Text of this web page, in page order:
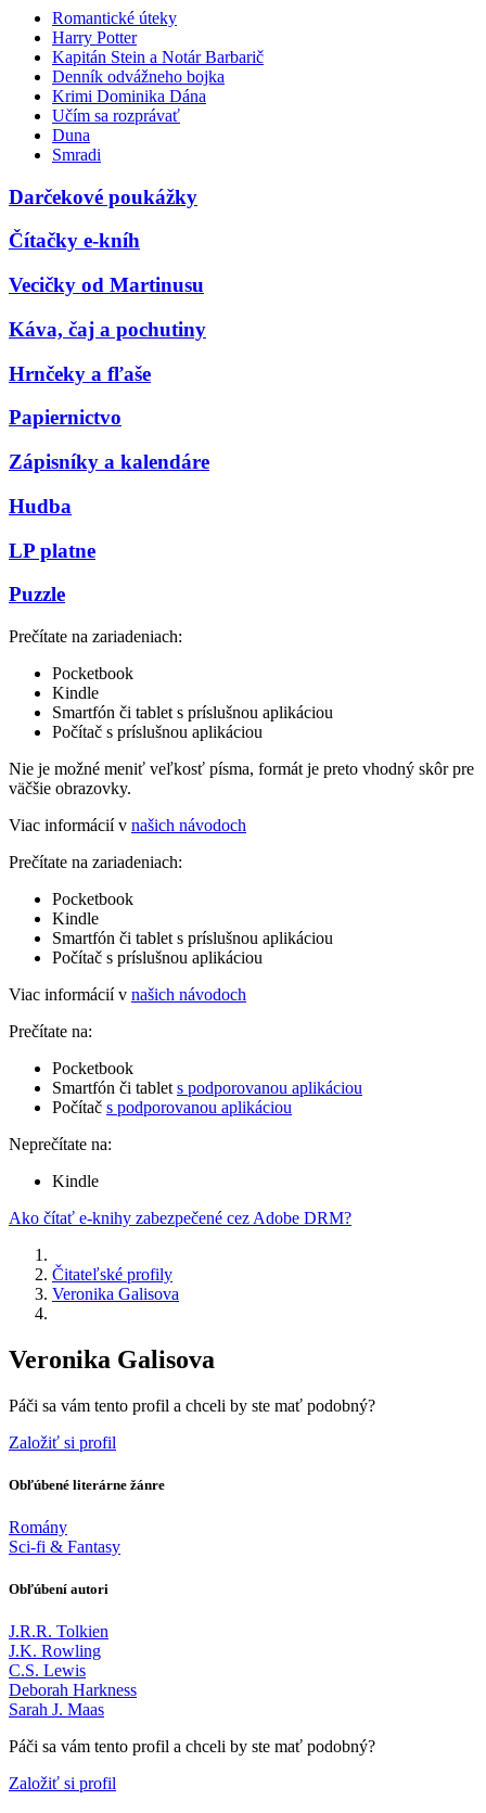
Romantické úteky
Harry Potter
Kapitán Stein a Notár Barbarič
Denník odvážneho bojka
Krimi Dominika Dána
Učím sa rozprávať
Duna
Smradi
Darčekové poukážky
Čítačky e-kníh
Vecičky od Martinusu
Káva, čaj a pochutiny
Hrnčeky a fľaše
Papiernictvo
Zápisníky a kalendáre
Hudba
LP platne
Puzzle
Prečítate na zariadeniach:
Pocketbook
Kindle
Smartfón či tablet s príslušnou aplikáciou
Počítač s príslušnou aplikáciou
Nie je možné meniť veľkosť písma, formát je preto vhodný skôr pre
väčšie obrazovky.
Viac informácií v našich návodoch
Prečítate na zariadeniach:
Pocketbook
Kindle
Smartfón či tablet s príslušnou aplikáciou
Počítač s príslušnou aplikáciou
Viac informácií v našich návodoch
Prečítate na:
Pocketbook
Smartfón či tablet s podporovanou aplikáciou
Počítač s podporovanou aplikáciou
Neprečítate na:
Kindle
Ako čítať e-knihy zabezpečené cez Adobe DRM?
Čitateľské profily
Veronika Galisova
Veronika Galisova
Páči sa vám tento profil a chceli by ste mať podobný?
Založiť si profil
Obľúbené literárne žánre
Romány
Sci-fi & Fantasy
Obľúbení autori
J.R.R. Tolkien
J.K. Rowling
C.S. Lewis
Deborah Harkness
Sarah J. Maas
Páči sa vám tento profil a chceli by ste mať podobný?
Založiť si profil